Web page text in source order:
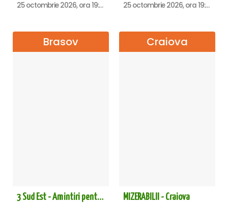
25 octombrie 2026, ora 19:30 25 octombrie 2026, ora 19:30
Brasov
3 Sud Est - Amintiri pentru o viata - Brasov
Craiova
MIZERABILII - Craiova